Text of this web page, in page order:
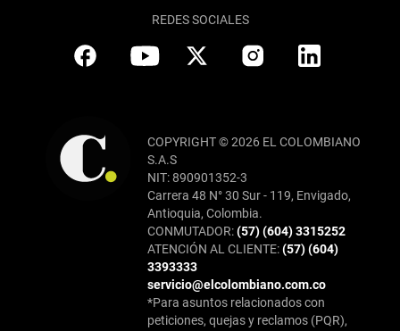
REDES SOCIALES
COPYRIGHT © 2026 EL COLOMBIANO
S.A.S
NIT: 890901352-3
Carrera 48 N° 30 Sur - 119, Envigado,
Antioquia, Colombia.
CONMUTADOR:(57) (604) 3315252
ATENCIÓN AL CLIENTE:(57) (604)
3393333
servicio@elcolombiano.com.co
*Para asuntos relacionados con
peticiones, quejas y reclamos (PQR),